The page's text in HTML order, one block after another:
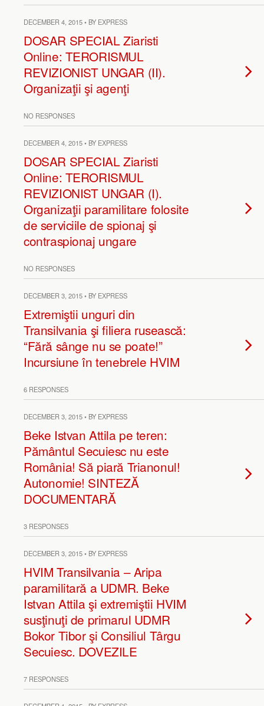
DECEMBER 4, 2015 • BY EXPRESS
DOSAR SPECIAL Ziaristi
Online: TERORISMUL
REVIZIONIST UNGAR (II).
Organizaţii şi agenţi
NO RESPONSES
DECEMBER 4, 2015 • BY EXPRESS
DOSAR SPECIAL Ziaristi
Online: TERORISMUL
REVIZIONIST UNGAR (I).
Organizaţii paramilitare folosite
de serviciile de spionaj şi
contraspionaj ungare
NO RESPONSES
DECEMBER 3, 2015 • BY EXPRESS
Extremiştii unguri din
Transilvania şi filiera rusească:
“Fără sânge nu se poate!”
Incursiune în tenebrele HVIM
6 RESPONSES
DECEMBER 3, 2015 • BY EXPRESS
Beke Istvan Attila pe teren:
Pământul Secuiesc nu este
România! Să piară Trianonul!
Autonomie! SINTEZĂ
DOCUMENTARĂ
3 RESPONSES
DECEMBER 3, 2015 • BY EXPRESS
HVIM Transilvania – Aripa
paramilitară a UDMR. Beke
Istvan Attila şi extremiştii HVIM
susţinuţi de primarul UDMR
Bokor Tibor şi Consiliul Târgu
Secuiesc. DOVEZILE
7 RESPONSES